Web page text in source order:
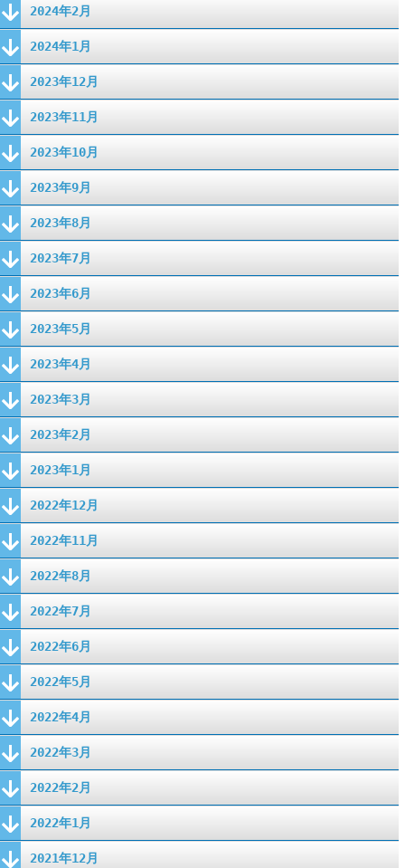
2024年2月
2024年1月
2023年12月
2023年11月
2023年10月
2023年9月
2023年8月
2023年7月
2023年6月
2023年5月
2023年4月
2023年3月
2023年2月
2023年1月
2022年12月
2022年11月
2022年8月
2022年7月
2022年6月
2022年5月
2022年4月
2022年3月
2022年2月
2022年1月
2021年12月